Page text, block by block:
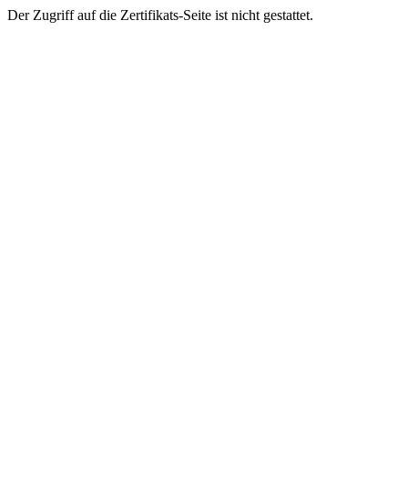
Der Zugriff auf die Zertifikats-Seite ist nicht gestattet.